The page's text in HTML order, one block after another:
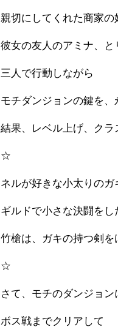
親切にしてくれた商家の
彼女の友人のアミナ、と
三人で行動しながら
モチダンジョンの鍵を
結果、レベル上げ、ク
☆
ネルが好きな小太りの
ギルドで小さな決闘をし
竹槍は、ガキの持つ剣を
☆
さて、モチのダンジョン
ボス戦までクリアして